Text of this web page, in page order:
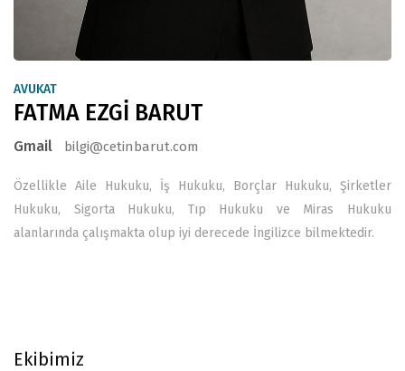
AVUKAT
FATMA EZGİ BARUT
Gmail bilgi@cetinbarut.com
Özellikle Aile Hukuku, İş Hukuku, Borçlar Hukuku, Şirketler
Hukuku, Sigorta Hukuku, Tıp Hukuku ve Miras Hukuku
alanlarında çalışmakta olup iyi derecede İngilizce bilmektedir.
Ekibimiz